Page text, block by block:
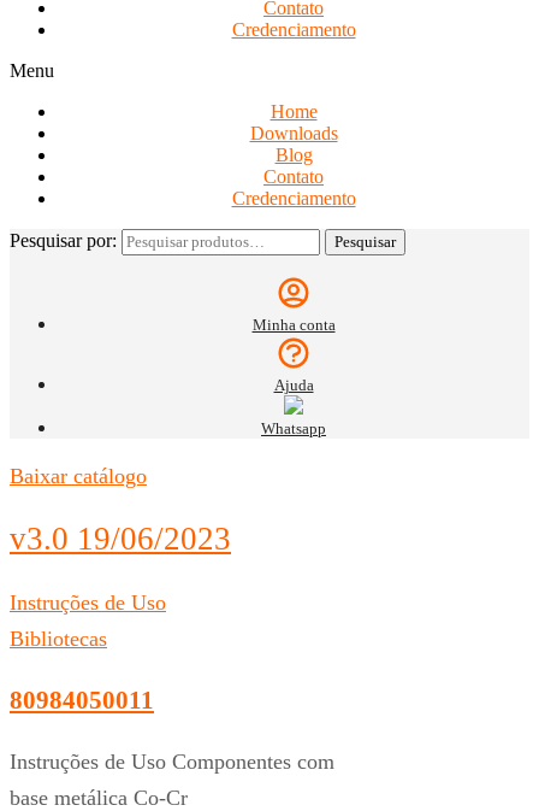
Contato
Credenciamento
Menu
Home
Downloads
Blog
Contato
Credenciamento
Pesquisar por: Pesquisar
Minha conta
Ajuda
Whatsapp
Baixar catálogo
v3.0 19/06/2023
Instruções de Uso
Bibliotecas
80984050011
Instruções de Uso Componentes com
base metálica Co-Cr